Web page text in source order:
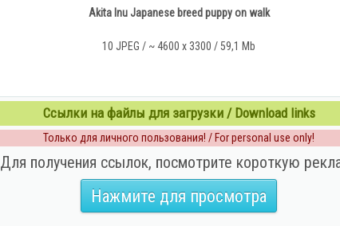
Akita Inu Japanese breed puppy on walk
10 JPEG / ~ 4600 x 3300 / 59,1 Mb
Ссылки на файлы для загрузки / Download links
Только для личного пользования! / For personal use only!
Для получения ссылок, посмотрите короткую
Нажмите для просмотра